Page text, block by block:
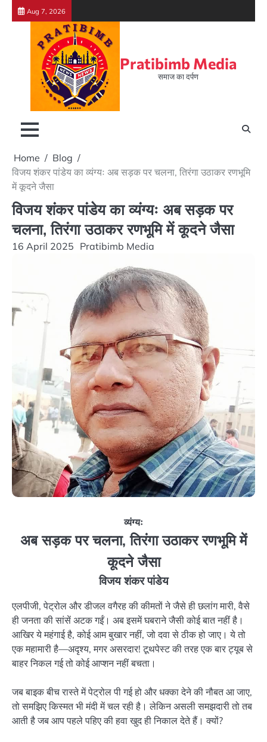
Skip
Aug 7, 2026
Pratibimb Media
समाज का दर्पण
Home
Blog
विजय शंकर पांडेय का व्यंग्यः अब सड़क पर चलना, तिरंगा उठाकर रणभूमि
में कूदने जैसा
विजय शंकर पांडेय का व्यंग्यः अब सड़क पर
चलना, तिरंगा उठाकर रणभूमि में कूदने जैसा
16 April 2025 Pratibimb Media
व्यंग्यः
अब सड़क पर चलना, तिरंगा उठाकर रणभूमि में
कूदने जैसा
विजय शंकर पांडेय
एलपीजी, पेट्रोल और डीजल वगैरह की कीमतों ने जैसे ही छलांग मारी, वैसे
ही जनता की सांसें अटक गईं। अब इसमें घबराने जैसी कोई बात नहीं है।
आखिर ये महंगाई है, कोई आम बुखार नहीं, जो दवा से ठीक हो जाए। ये तो
एक महामारी है—अदृश्य, मगर असरदार! टूथपेस्ट की तरह एक बार ट्यूब से
बाहर निकल गई तो कोई आप्शन नहीं बचता।
जब बाइक बीच रास्ते में पेट्रोल पी गई हो और धक्का देने की नौबत आ जाए,
तो समझिए किस्मत भी मंदी में चल रही है। लेकिन असली समझदारी तो तब
आती है जब आप पहले पहिए की हवा खुद ही निकाल देते हैं। क्यों?